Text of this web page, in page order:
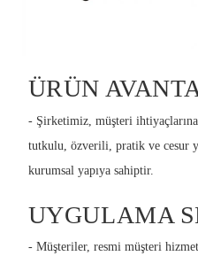
ÜRÜN
- Şirketimiz, müşteri
tutkulu, özverili, pratik ve cesur
kurumsal yapıya sahiptir.
UYGULAMA
- Müşteriler, resmi müşteri